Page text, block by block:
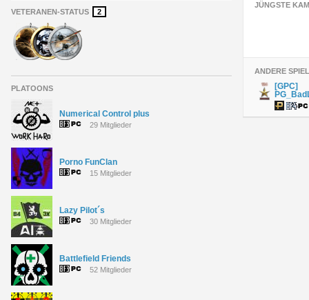
VETERANEN-STATUS 2
PLATOONS
Numerical Control plus
29 Mitglieder
Porno FunClan
15 Mitglieder
Lazy Pilot´s
30 Mitglieder
Battlefield Friends
52 Mitglieder
JÜNGSTE
ANDERE
[GPC]